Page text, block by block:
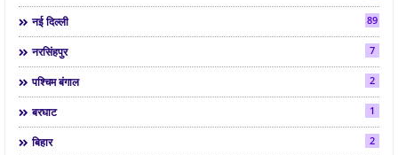
नई दिल्ली 89
नरसिंहपुर 7
पश्चिम बंगाल 2
बरघाट 1
बिहार 2